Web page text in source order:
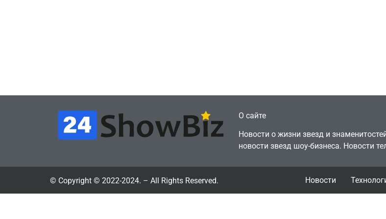
О сайте
Новости о жизни звезд и
новости звезд шоу-бизнеса. Новости
© Copyright © 2022-2024. – All Rights Reserved. Новости